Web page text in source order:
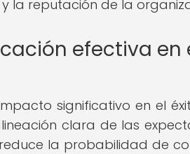
la reputación de la
efectiva en
significativo en el
clara de las
la probabilidad de